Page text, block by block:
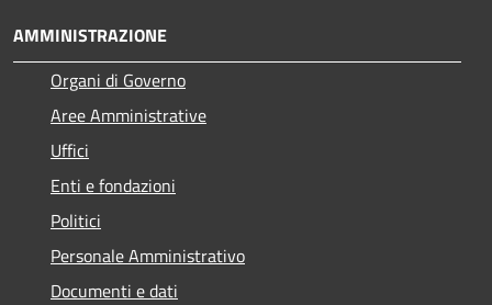
AMMINISTRAZIONE
Organi di Governo
Aree Amministrative
Uffici
Enti e fondazioni
Politici
Personale Amministrativo
Documenti e dati